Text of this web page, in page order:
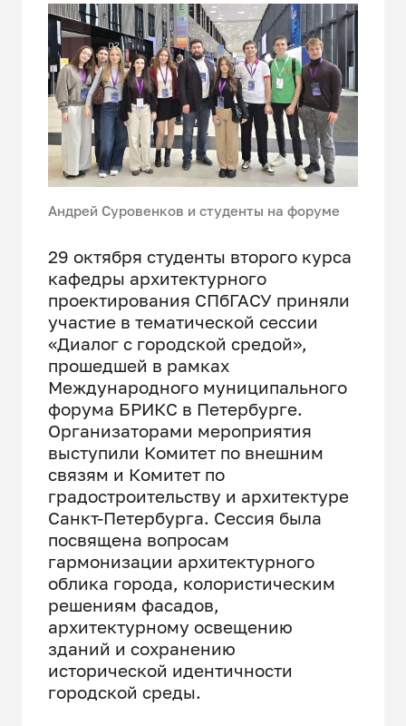
Андрей Суровенков и студенты на форуме
29 октября студенты второго курса
кафедры архитектурного
проектирования СПбГАСУ приняли
участие в тематической сессии
«Диалог с городской средой»,
прошедшей в рамках
Международного муниципального
форума БРИКС в Петербурге.
Организаторами мероприятия
выступили Комитет по внешним
связям и Комитет по
градостроительству и архитектуре
Санкт-Петербурга. Сессия была
посвящена вопросам
гармонизации архитектурного
облика города, колористическим
решениям фасадов,
архитектурному освещению
зданий и сохранению
исторической идентичности
городской среды.